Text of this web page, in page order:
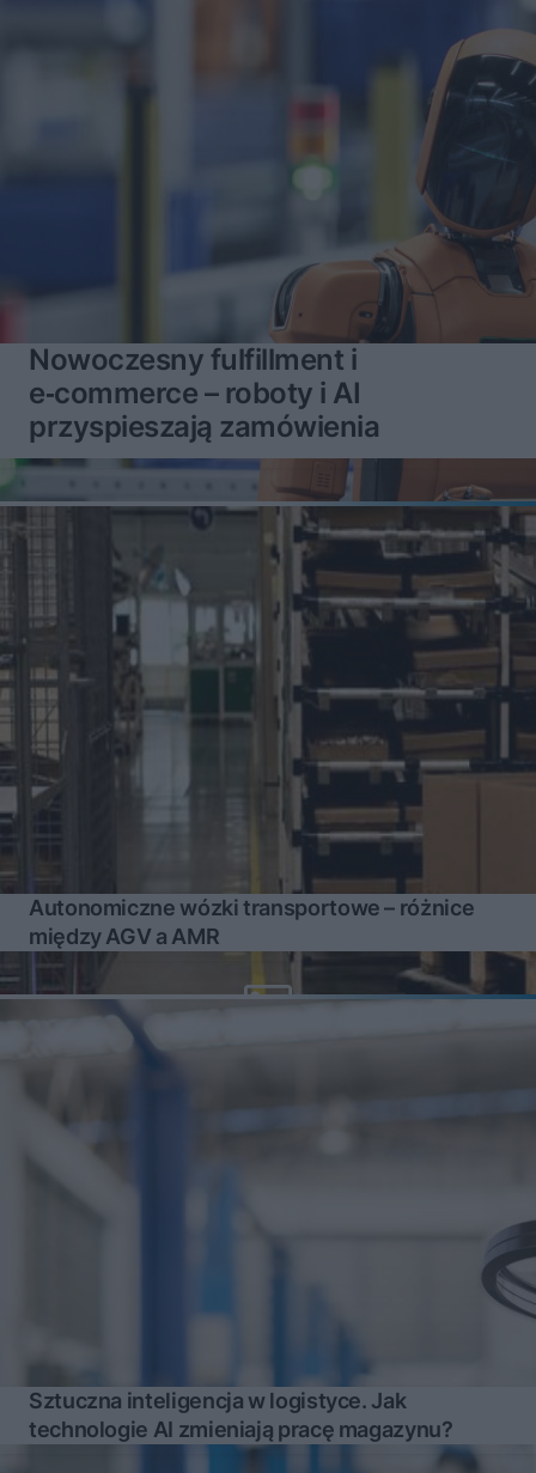
Nowoczesny fulfillment i
e‑commerce – roboty i AI
przyspieszają zamówienia
Autonomiczne wózki transportowe – różnice
między AGV a AMR
Sztuczna inteligencja w logistyce. Jak
technologie AI zmieniają pracę magazynu?